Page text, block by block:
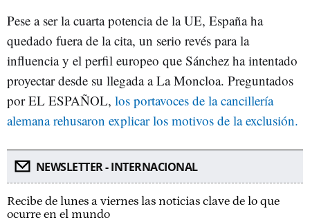
Pese a ser la cuarta potencia de la UE, España ha
quedado fuera de la cita, un serio revés para la
influencia y el perfil europeo que Sánchez ha intentado
proyectar desde su llegada a La Moncloa. Preguntados
por EL ESPAÑOL, los portavoces de la cancillería
alemana rehusaron explicar los motivos de la exclusión.
NEWSLETTER - INTERNACIONAL
Recibe de lunes a viernes las noticias clave de lo que
ocurre en el mundo